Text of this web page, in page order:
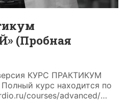
(Пробная
КУРС ПРАКТИКУМ
курс находится по
courses/advanced/